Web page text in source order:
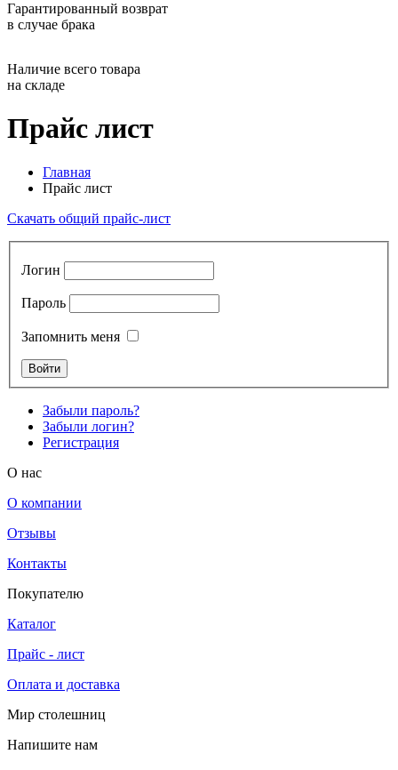
Гарантированный возврат
в случае брака
Наличие всего товара
на складе
Прайс лист
Главная
Прайс лист
Скачать общий прайс-лист
Логин
Пароль
Запомнить меня
Забыли пароль?
Забыли логин?
Регистрация
O нас
О компании
Отзывы
Контакты
Покупателю
Каталог
Прайс - лист
Оплата и доставка
Мир столешниц
Напишите нам